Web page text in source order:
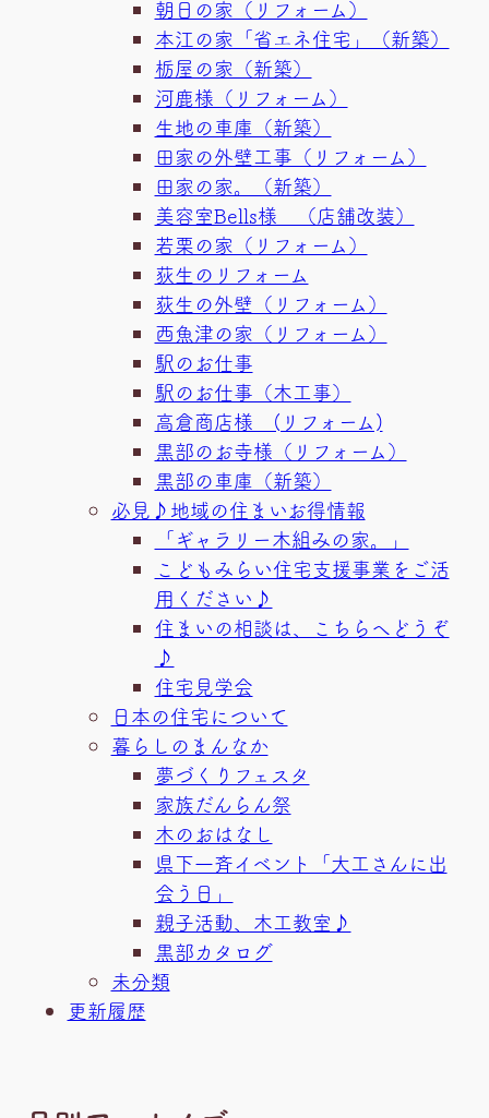
朝日の家（リフォーム）
本江の家「省エネ住宅」（新築）
栃屋の家（新築）
河鹿様（リフォーム）
生地の車庫（新築）
田家の外壁工事（リフォーム）
田家の家。（新築）
美容室Bells様 （店舗改装）
若栗の家（リフォーム）
荻生のリフォーム
荻生の外壁（リフォーム）
西魚津の家（リフォーム）
駅のお仕事
駅のお仕事（木工事）
高倉商店様 (リフォーム)
黒部のお寺様（リフォーム）
黒部の車庫（新築）
必見♪地域の住まいお得情報
「ギャラリー木組みの家。」
こどもみらい住宅支援事業をご活
用ください♪
住まいの相談は、こちらへどうぞ
♪
住宅見学会
日本の住宅について
暮らしのまんなか
夢づくりフェスタ
家族だんらん祭
木のおはなし
県下一斉イベント「大工さんに出
会う日」
親子活動、木工教室♪
黒部カタログ
未分類
更新履歴